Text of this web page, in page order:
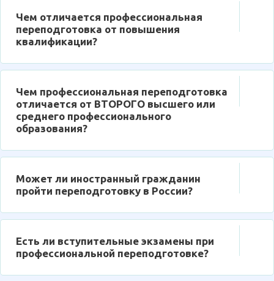
Чем отличается профессиональная
переподготовка от повышения
квалификации?
Чем профессиональная переподготовка
отличается от ВТОРОГО высшего или
среднего профессионального
образования?
Может ли иностранный гражданин
пройти переподготовку в России?
Есть ли вступительные экзамены при
профессиональной переподготовке?